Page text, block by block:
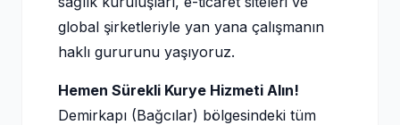
global şirketleriyle yan yana çalışmanın
haklı gururunu yaşıyoruz.
Hemen Sürekli Kurye Hizmeti Alın!
Demirkapı (Bağcılar) bölgesindeki tüm